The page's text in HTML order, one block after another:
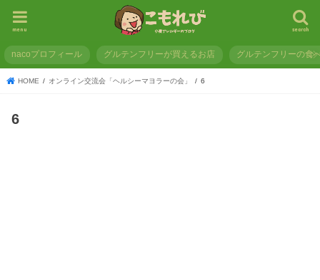
search
menu
nacoプロフィール グルテンフリーが買えるお店 グルテンフリーの食
HOME オンライン交流会「ヘルシーマヨラーの会」 6
6